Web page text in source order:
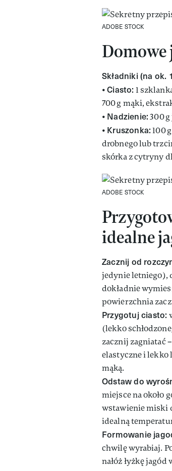
ADOBE STOCK
Składniki (na ok.
•Ciasto: 1
700 g mąki,
• Nadzienie:300
• Kruszonka:100
drobnego lub
skórka z cytryny
ADOBE STOCK
idealne
Zacznij od
jedynie letniego),
dokładnie
powierzchnia
Przygotuj ciasto:
(lekko
zacznij zagniatać
elastyczne i lekko
mąką.
Odstaw do
miejsce na około
wstawienie miski
idealną
Formowanie
chwilę wyrabiaj.
nałóż łyżkę